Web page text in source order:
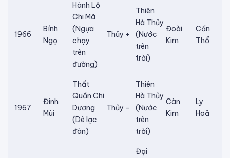
1966
Bính
Ngọ
Hành Lộ
Chi Mã
(Ngựa
chạy
trên
đường)
Thủy +
Thiên
Hà Thủy
(Nước
trên
trời)
Đoài
Kim
Cấn
Thổ
1967
Đinh
Mùi
Thất
Quần Chi
Dương
(Dê lạc
đàn)
Thủy -
Thiên
Hà Thủy
(Nước
trên
trời)
Càn
Kim
Ly
Hoả
Đại